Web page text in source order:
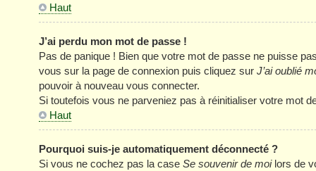
Haut
J’ai perdu mon mot de passe !
Pas de panique ! Bien que votre mot de passe ne puisse
vous sur la page de connexion puis cliquez sur J’ai oublié
pouvoir à nouveau vous connecter.
Si toutefois vous ne parveniez pas à réinitialiser votre mot
Haut
Pourquoi suis-je automatiquement déconnecté ?
Si vous ne cochez pas la case Se souvenir de moilors de